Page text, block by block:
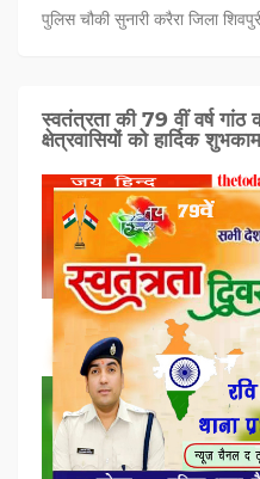
पुलिस चौकी सुनारी करैरा जिला
स्वतंत्रता की 79 वीं वर्ष गांठ
क्षेत्रवासियों को हार्दिक